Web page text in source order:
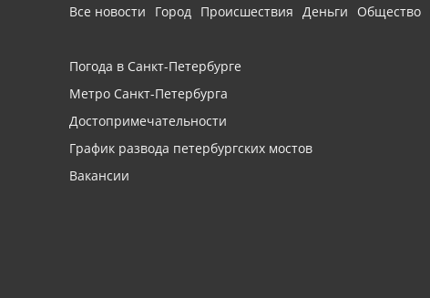
Все новости Город Происшествия Деньги Общество
Погода в Санкт-Петербурге
Метро Санкт-Петербурга
Достопримечательности
График развода петербургских мостов
Вакансии